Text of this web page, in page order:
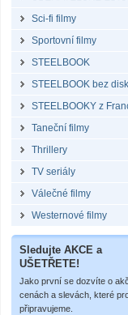
Sci-fi filmy
Sportovní filmy
STEELBOOK
STEELBOOK bez
STEELBOOKY z
Taneční filmy
Thrillery
TV seriály
Válečné filmy
Westernové filmy
Sledujte AKCE a
UŠETŘETE!
Jako první se dozvíte o
cenách a slevách, které
připravujeme.